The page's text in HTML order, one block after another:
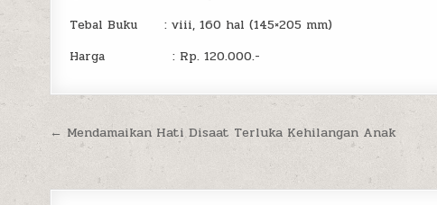
Tebal Buku : viii, 160 hal (145×205 mm)
Harga : Rp. 120.000.-
Post
navigation
← Mendamaikan Hati Disaat Terluka Kehilangan Anak